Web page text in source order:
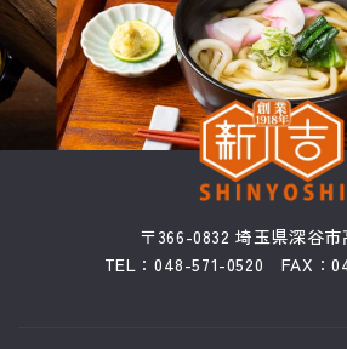
〒366-0832 埼玉県深谷市
TEL：048-571-0520 FAX：